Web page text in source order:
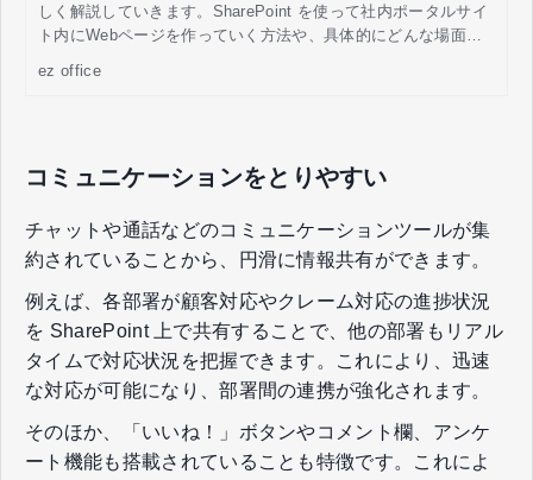
しく解説していきます。SharePoint を使って社内ポータルサイ
ト内にWebページを作っていく方法や、具体的にどんな場面で
ez office
コミュニケーションをとりやすい
チャットや通話などのコミュニケーションツールが集
約されていることから、円滑に情報共有ができます。
例えば、各部署が顧客対応やクレーム対応の進捗状況
を SharePoint 上で共有することで、他の部署もリアル
タイムで対応状況を把握できます。これにより、迅速
な対応が可能になり、部署間の連携が強化されます。
そのほか、「いいね！」ボタンやコメント欄、アンケ
ート機能も搭載されていることも特徴です。これによ